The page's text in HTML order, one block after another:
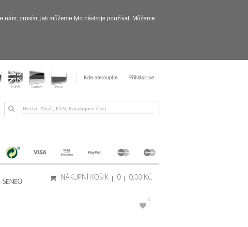
prosím, jak můžeme tyto nástroje používat. Můžeme
Kde nakoupíte Přihlásit se
SENEO NÁKUPNÍ KOŠÍK 0 0,00 KČ
0